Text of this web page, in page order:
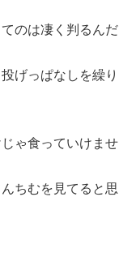
のは凄く判るんだ
げっぱなしを繰り
ゃ食っていけませ
ちむを見てると思